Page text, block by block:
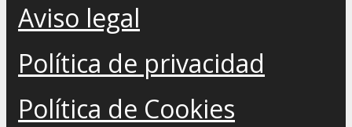
Aviso legal
Política de privacidad
Política de Cookies